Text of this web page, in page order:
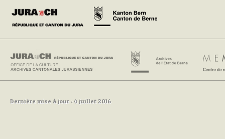
Dernière mise à jour : 4 juillet 2016